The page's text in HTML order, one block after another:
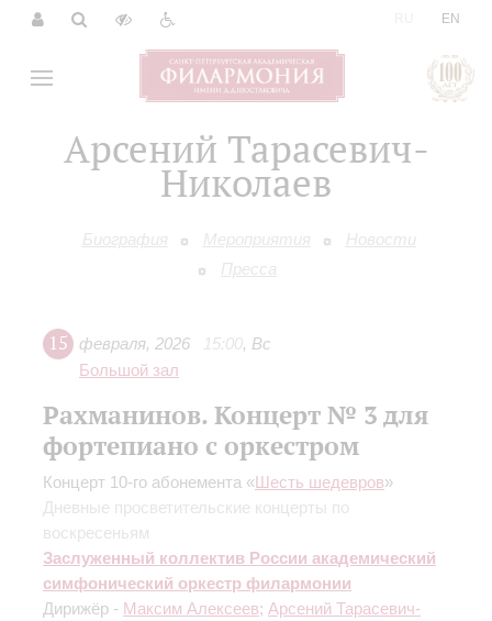
EN
Арсений Тарасевич-
Николаев
Биография Мероприятия
Новости
Пресса
15 февраля, 2026 15:00, Вс
Большой зал
Рахманинов. Концерт № 3 для
фортепиано с оркестром
Концерт 10-го абонемента «Шесть шедевров»
Дневные просветительские концерты по
воскресеньям
Заслуженный коллектив России академический
симфонический оркестр филармонии
Дирижёр - Максим Алексеев; Арсений Тарасевич-